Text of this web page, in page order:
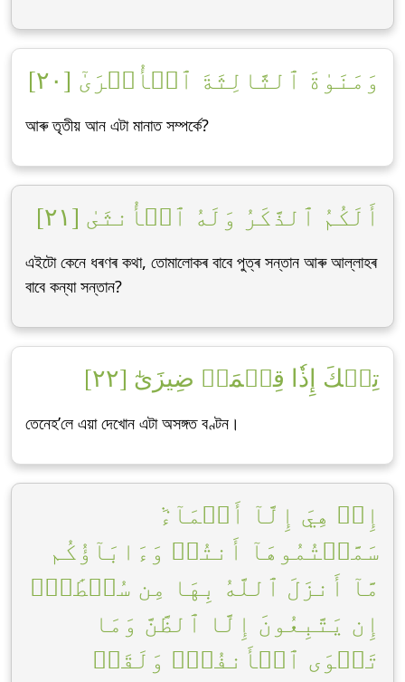
وَمَنَوٰةَ ٱلثَّالِثَةَ ٱلۡأُخۡرَىٰٓ [٢٠]
আৰু তৃতীয় আন এটা মানাত সম্পৰ্কে?
أَلَكُمُ ٱلذَّكَرُ وَلَهُ ٱلۡأُنثَىٰ [٢١]
এইটো কেনে ধৰণৰ কথা, তোমালোকৰ বাবে পুত্ৰ সন্তান আৰু আল্লাহৰ
বাবে কন্যা সন্তান?
تِلۡكَ إِذٗا قِسۡمَةٞ ضِيزَىٰٓ [٢٢]
তেনেহ’লে এয়া দেখোন এটা অসঙ্গত বণ্টন।
إِنۡ هِيَ إِلَّآ أَسۡمَآءٞ
سَمَّيۡتُمُوهَآ أَنتُمۡ وَءَابَآؤُكُم
مَّآ أَنزَلَ ٱللَّهُ بِهَا مِن سُلۡطَٰنٍۚ
إِن يَتَّبِعُونَ إِلَّا ٱلظَّنَّ وَمَا
تَهۡوَى ٱلۡأَنفُسُۖ وَلَقَدۡ